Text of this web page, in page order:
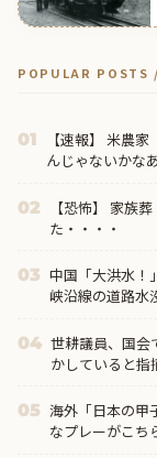
POPULAR POSTS /
01
【速報】 米農
んじゃないかな
02
【恐怖】 家族
た・・・・
03 中国「大洪水！
峡沿線の道路水
04 世耕議員、国会
かしていると指
05 海外「日本の甲
なプレーがこ